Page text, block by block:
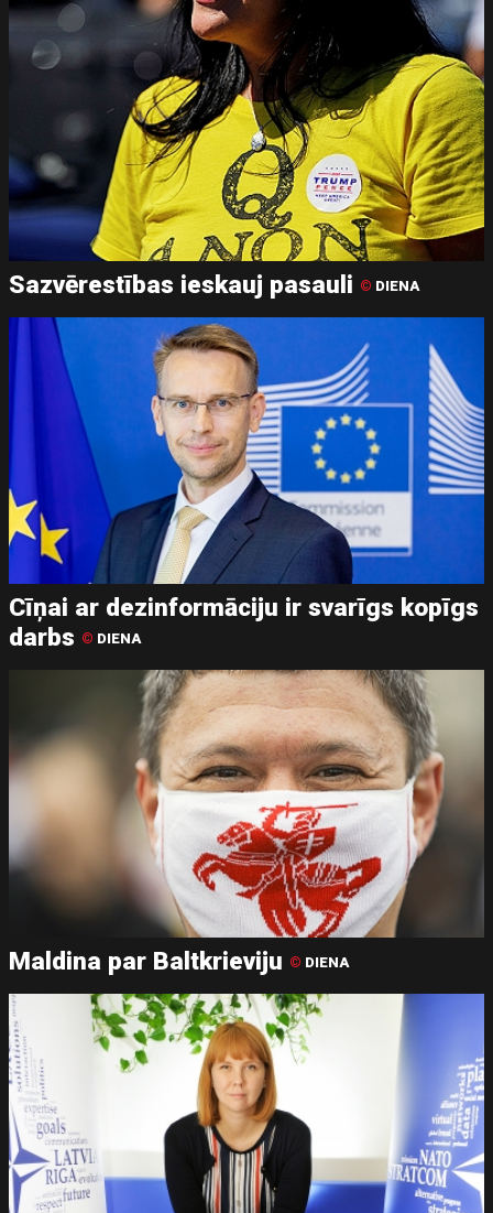
Sazvērestības ieskauj pasauli © DIENA
Cīņai ar dezinformāciju ir svarīgs kopīgs
darbs © DIENA
Maldina par Baltkrieviju © DIENA